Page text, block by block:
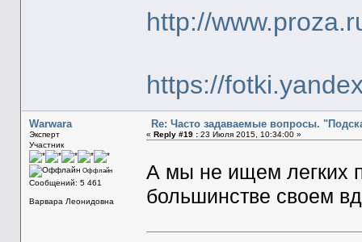
http://
https://
Warwara
Эксперт
Участник
Оффлайн
Сообщений: 5 461
Варвара Леонидовна
Re: Часто задаваемые вопросы.
« Reply #19 :23 Июля 2015, 10:34:00 »
А мы не ищем легких
большинстве своем